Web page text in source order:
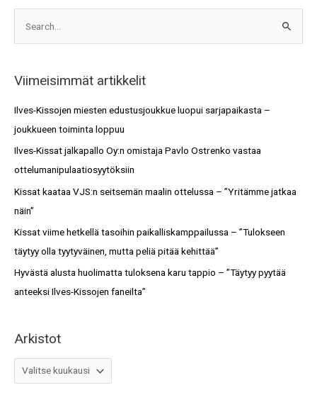
c
h
Viimeisimmät artikkelit
Ilves-Kissojen miesten edustusjoukkue luopui sarjapaikasta –
joukkueen toiminta loppuu
Ilves-Kissat jalkapallo Oy:n omistaja Pavlo Ostrenko vastaa
ottelumanipulaatiosyytöksiin
Kissat kaataa VJS:n seitsemän maalin ottelussa – ”Yritämme jatkaa
näin”
Kissat viime hetkellä tasoihin paikalliskamppailussa – ”Tulokseen
täytyy olla tyytyväinen, mutta peliä pitää kehittää”
Hyvästä alusta huolimatta tuloksena karu tappio – ”Täytyy pyytää
anteeksi Ilves-Kissojen faneilta”
Arkistot
i
t
o
t